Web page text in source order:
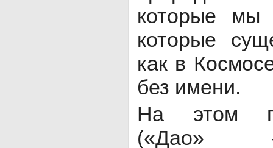
которые мы
которые
как в
без имени.
На этом
(«Дао»